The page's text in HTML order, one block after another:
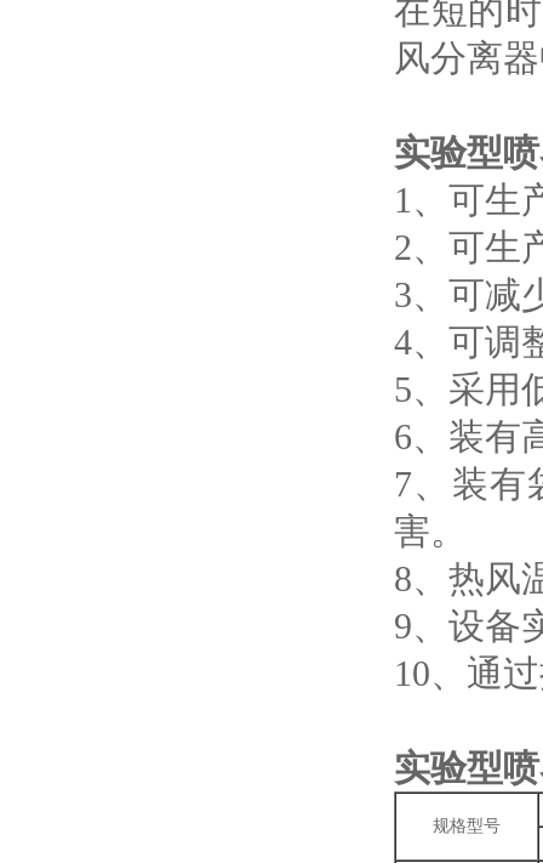
在短的
风分离
实验型
1、可生
2、可生
3、可减
4、可调
5、采用
6、装有
7、装有
害。
8、热风
9、设备
10、通
实验型
规格型号